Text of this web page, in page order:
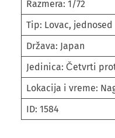
Razmera: 1/72
Tip: Lovac, jednosed
Država: Japan
Jedinica: Četvrti
Lokacija i vreme:
ID: 1584